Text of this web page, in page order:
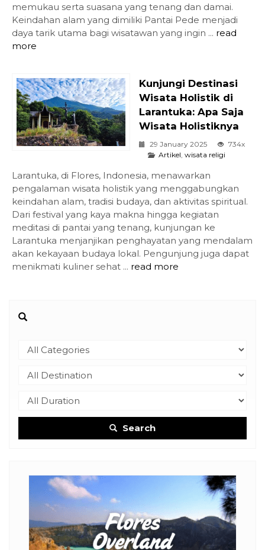
memukau serta suasana yang tenang dan damai.
Keindahan alam yang dimiliki Pantai Pede menjadi
daya tarik utama bagi wisatawan yang ingin ... read
more
Kunjungi Destinasi
Wisata Holistik di
Larantuka: Apa Saja
Wisata Holistiknya
29 January 2025
734x
Artikel wisata religi
Larantuka, di Flores, Indonesia, menawarkan
pengalaman wisata holistik yang menggabungkan
keindahan alam, tradisi budaya, dan aktivitas spiritual.
Dari festival yang kaya makna hingga kegiatan
meditasi di pantai yang tenang, kunjungan ke
Larantuka menjanjikan penghayatan yang mendalam
akan kekayaan budaya lokal. Pengunjung juga dapat
menikmati kuliner sehat ... read more
Search